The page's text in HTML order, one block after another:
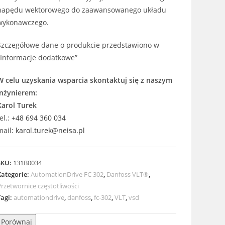
wektorowego do zaawansowanego układu
dane o produkcie przedstawiono w
dodatkowe”
celu uzyskania wsparcia skontaktuj się z naszym
Turek
+48 694 360 034
karol.turek@neisa.pl
131B0034
AutomationDrive FC 302, Danfoss VLT®,
częstotliwości
automationdrive, danfoss,fc-302,VLT,vsd
Porównaj